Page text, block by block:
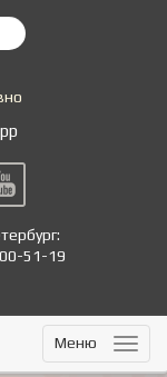
51-19
Меню